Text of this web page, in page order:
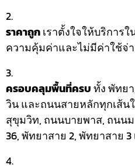
ราคาถูกเราตั้งใจให้บริการ
ความคุ้มค่าและไม่มีค่าใช้จ่
ครอบคลุมพื้นที่ครบทั้ง พัทย
วิน และถนนสายหลักทุกเส้
สุขุมวิท, ถนนบายพาส, ถนนม
36, พัทยาสาย 2, พัทยาสาย